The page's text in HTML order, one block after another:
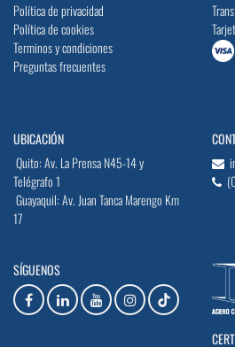
Política de privacidad
Política de cookies
Terminos y condiciones
Preguntas frecuentes
UBICACIÓN
Quito: Av. La Prensa N45-14 y
Telégrafo 1
Guayaquil: Av. Juan Tanca Marengo Km
17
SÍGUENOS